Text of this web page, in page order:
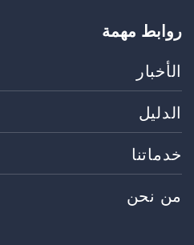
روابط مهمة
الأخبار
الدليل
خدماتنا
من نحن